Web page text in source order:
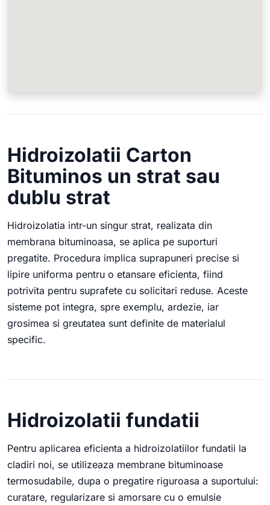
Hidroizolatii Carton
Bituminos un strat sau
dublu strat
Hidroizolatia intr-un singur strat, realizata din
membrana bituminoasa, se aplica pe suporturi
pregatite. Procedura implica suprapuneri precise si
lipire uniforma pentru o etansare eficienta, fiind
potrivita pentru suprafete cu solicitari reduse. Aceste
sisteme pot integra, spre exemplu, ardezie, iar
grosimea si greutatea sunt definite de materialul
specific.
Hidroizolatii fundatii
Pentru aplicarea eficienta a hidroizolatiilor fundatii la
cladiri noi, se utilizeaza membrane bituminoase
termosudabile, dupa o pregatire riguroasa a suportului:
curatare, regularizare si amorsare cu o emulsie